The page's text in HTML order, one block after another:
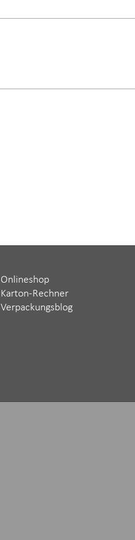
Onlineshop
Karton-Rechner
Verpackungsblog